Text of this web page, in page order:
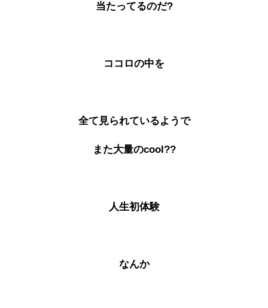
当たってるのだ?
ココロの中を
全て見られているようで
また大量のcool??
人生初体験
なんか